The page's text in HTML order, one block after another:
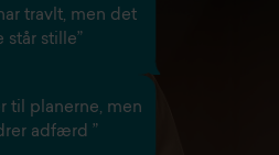
travlt, men det
står stille”
til planerne, men
adfærd ”